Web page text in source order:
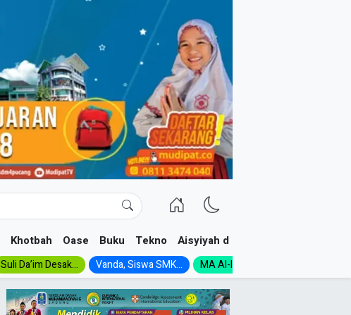
Khotbah Oase Buku Tekno Aisyiyah dan NA
Suli Da’im Desak... Vanda, Siswa SMK... MA Al-Ishlah Gelar...